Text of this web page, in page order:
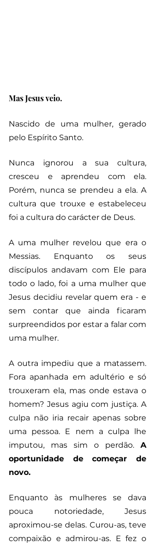
Mas Jesus veio.
Nascido de uma mulher, gerado
pelo Espírito Santo.
Nunca ignorou a sua cultura,
cresceu e aprendeu com ela.
Porém, nunca se prendeu a ela. A
cultura que trouxe e estabeleceu
foi a cultura do carácter de Deus.
A uma mulher revelou que era o
Messias. Enquanto os seus
discípulos andavam com Ele para
todo o lado, foi a uma mulher que
Jesus decidiu revelar quem era - e
sem contar que ainda ficaram
surpreendidos por estar a falar com
uma mulher.
A outra impediu que a matassem.
Fora apanhada em adultério e só
trouxeram ela, mas onde estava o
homem? Jesus agiu com justiça. A
culpa não iria recair apenas sobre
uma pessoa. E nem a culpa lhe
imputou, mas sim o perdão. A
oportunidade de começar de
novo.
Enquanto às mulheres se dava
pouca notoriedade, Jesus
aproximou-se delas. Curou-as, teve
compaixão e admirou-as. E fez o